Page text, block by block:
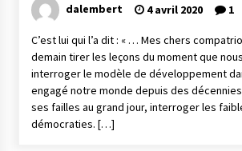
dalembert 4 avril 2020 1
C’est lui qui l’a dit : « … Mes chers
demain tirer les leçons du moment que
interroger le modèle de développement
engagé notre monde depuis des
ses failles au grand jour, interroger les
démocraties. […]